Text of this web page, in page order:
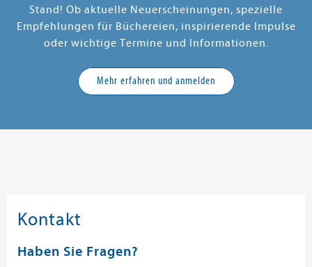
Stand! Ob aktuelle Neuerscheinungen, spezielle
Empfehlungen für Büchereien, inspirierende Impulse
oder wichtige Termine und Informationen.
Mehr erfahren und anmelden
Kontakt
Haben Sie Fragen?